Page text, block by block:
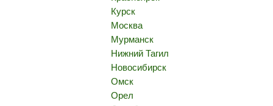
Курск
Москва
Мурманск
Нижний Тагил
Новосибирск
Омск
Орел